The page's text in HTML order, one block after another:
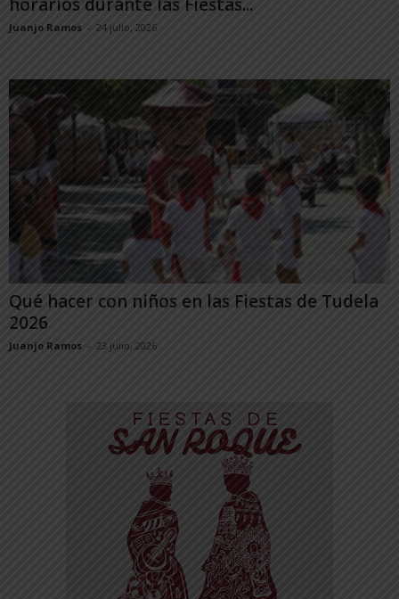
horarios durante las Fiestas...
Juanjo Ramos - 24 julio, 2026
Qué hacer con niños en las Fiestas de Tudela
2026
Juanjo Ramos - 23 julio, 2026